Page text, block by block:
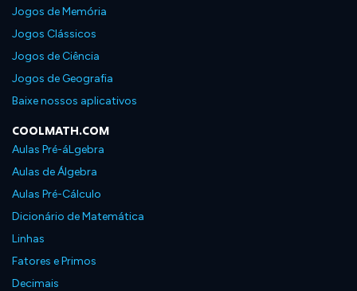
Jogos de Memória
Jogos Clássicos
Jogos de Ciência
Jogos de Geografia
Baixe nossos aplicativos
COOLMATH.COM
Aulas Pré-áLgebra
Aulas de Álgebra
Aulas Pré-Cálculo
Dicionário de Matemática
Linhas
Fatores e Primos
Decimais